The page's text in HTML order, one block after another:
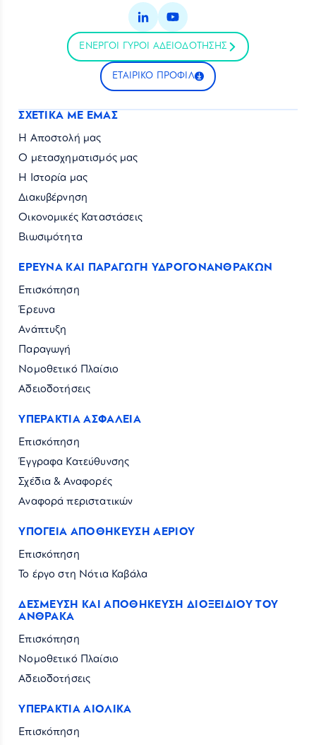
ΕΝΕΡΓΟΙ ΓΥΡΟΙ ΑΔΕΙΟΔΟΤΗΣΗΣ
ΕΤΑΙΡΙΚΟ ΠΡΟΦΙΛ
ΣΧΕΤΙΚΑ ΜΕ ΕΜΑΣ
Η Αποστολή μας
Ο μετασχηματισμός μας
Η Ιστορία μας
Διακυβέρνηση
Οικονομικές Καταστάσεις
Βιωσιμότητα
ΕΡΕΥΝΑ ΚΑΙ ΠΑΡΑΓΩΓΗ ΥΔΡΟΓΟΝΑΝΘΡΑΚΩΝ
Επισκόπηση
Έρευνα
Ανάπτυξη
Παραγωγή
Νομοθετικό Πλαίσιο
Αδειοδοτήσεις
ΥΠΕΡΑΚΤΙΑ ΑΣΦΑΛΕΙΑ
Επισκόπηση
Έγγραφα Κατεύθυνσης
Σχέδια & Αναφορές
Αναφορά περιστατικών
ΥΠΟΓΕΙΑ ΑΠΟΘΗΚΕΥΣΗ ΑΕΡΙΟΥ
Επισκόπηση
Το έργο στη Νότια Καβάλα
ΔΕΣΜΕΥΣΗ ΚΑΙ ΑΠΟΘΗΚΕΥΣΗ ΔΙΟΞΕΙΔΙΟΥ ΤΟΥ
ΑΝΘΡΑΚΑ
Επισκόπηση
Νομοθετικό Πλαίσιο
Αδειοδοτήσεις
ΥΠΕΡΑΚΤΙΑ ΑΙΟΛΙΚΑ
Επισκόπηση